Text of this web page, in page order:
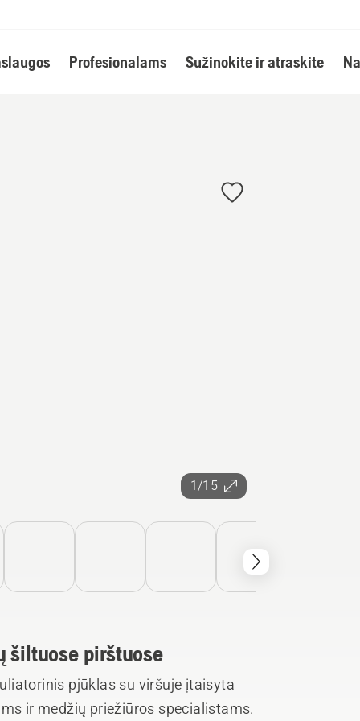
Profesionalams Sužinokite ir atraskite
1/15
šiltuose pirštuose
pjūklas su viršuje įtaisyta
ir medžių priežiūros specialistams.